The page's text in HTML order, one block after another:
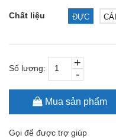
Chất liệu ĐỰC CÁI
Số lượng: -
+
Mua sản phẩm
Gọi để được trợ giúp